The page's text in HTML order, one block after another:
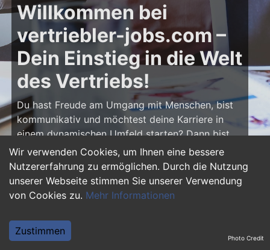
Wir verwenden Cookies, um Ihnen eine bessere
Nutzererfahrung zu ermöglichen. Durch die Nutzung
unserer Webseite stimmen Sie unserer Verwendung
von Cookies zu. Mehr Informationen
Zustimmen
Willkommen bei
vertriebler-jobs.com –
Dein Einstieg in die Welt
des Vertriebs!
Du hast Freude am Umgang mit Menschen, bist
kommunikativ und möchtest deine Karriere in
einem dynamischen Umfeld starten? Dann bist
du aufvertriebler-jobs.comgenau richtig! Hier
findest du zahlreiche Ausbildungsplätze und
Einstiegsjobs im Vertrieb – von klassischen
Vertriebspositionen über Außendienst bis hin zu
Vertriebler und entwickle deine Talente!
Photo Credit